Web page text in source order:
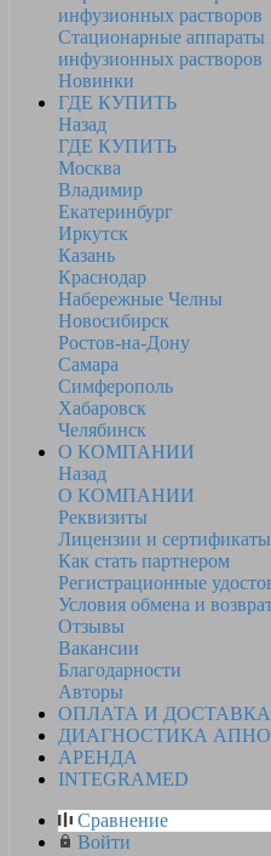
инфузионных растворов
Стационарные аппараты
инфузионных растворов
Новинки
ГДЕ КУПИТЬ
Назад
ГДЕ КУПИТЬ
Москва
Владимир
Екатеринбург
Иркутск
Казань
Краснодар
Набережные Челны
Новосибирск
Ростов-на-Дону
Самара
Симферополь
Хабаровск
Челябинск
О КОМПАНИИ
Назад
О КОМПАНИИ
Реквизиты
Лицензии и сертификаты
Как стать партнером
Регистрационные
Условия обмена и
Отзывы
Вакансии
Благодарности
Авторы
ОПЛАТА И ДОСТАВКА
ДИАГНОСТИКА
АРЕНДА
INTEGRAMED
Сравнение
Войти